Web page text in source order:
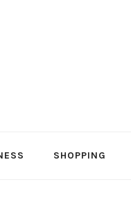
SHOPPING